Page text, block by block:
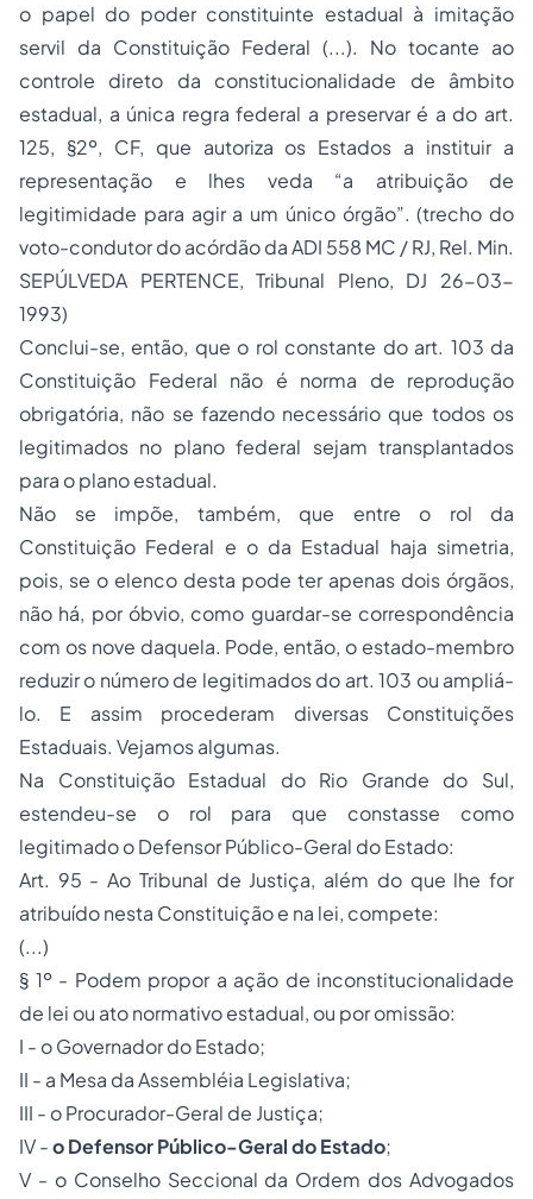
o papel do poder constituinte estadual à imitação
servil da Constituição Federal (...). No tocante ao
controle direto da constitucionalidade de âmbito
estadual, a única regra federal a preservar é a do art.
125, §2º, CF, que autoriza os Estados a instituir a
representação e lhes veda “a atribuição de
legitimidade para agir a um único órgão”. (trecho do
voto-condutor do acórdão da ADI 558 MC / RJ, Rel. Min.
SEPÚLVEDA PERTENCE, Tribunal Pleno, DJ 26-03-
1993)
Conclui-se, então, que o rol constante do art. 103 da
Constituição Federal não é norma de reprodução
obrigatória, não se fazendo necessário que todos os
legitimados no plano federal sejam transplantados
para o plano estadual.
Não se impõe, também, que entre o rol da
Constituição Federal e o da Estadual haja simetria,
pois, se o elenco desta pode ter apenas dois órgãos,
não há, por óbvio, como guardar-se correspondência
com os nove daquela. Pode, então, o estado-membro
reduzir o número de legitimados do art. 103 ou ampliá-
lo. E assim procederam diversas Constituições
Estaduais. Vejamos algumas.
Na Constituição Estadual do Rio Grande do Sul,
estendeu-se o rol para que constasse como
legitimado o Defensor Público-Geral do Estado:
Art. 95 - Ao Tribunal de Justiça, além do que lhe for
atribuído nesta Constituição e na lei, compete:
(...)
§ 1º - Podem propor a ação de inconstitucionalidade
de lei ou ato normativo estadual, ou por omissão:
I - o Governador do Estado;
II - a Mesa da Assembléia Legislativa;
III - o Procurador-Geral de Justiça;
IV -o Defensor Público-Geral do Estado;
V - o Conselho Seccional da Ordem dos Advogados